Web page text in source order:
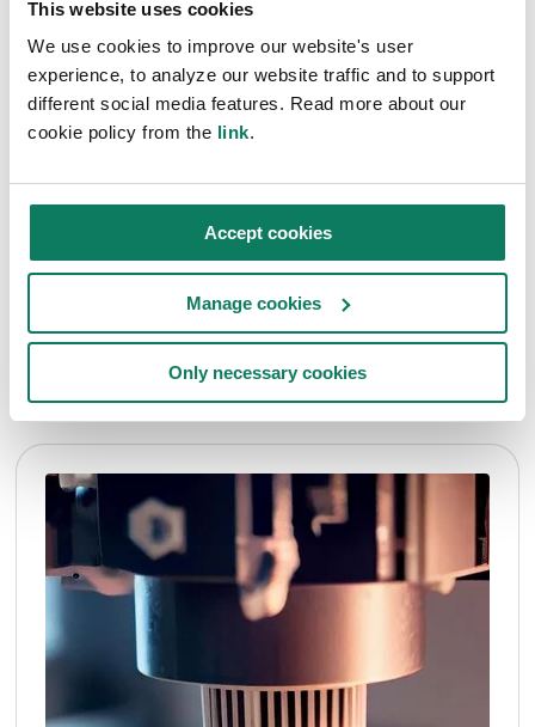
This website uses cookies
We use cookies to improve our website's user
experience, to analyze our website traffic and to support
different social media features. Read more about our
cookie policy from the link.
Accept cookies
Manage cookies
Only necessary cookies
15804+A2, ISO 14067, INIES e TRACI 2.1,
mentre modella LCA ed EPD in linea con ISO
21930, ISO 14040, ISO 14044 e ISO 14025.
Inoltre, offre la flessibilità necessaria per creare
conformi a TM65.
Vuoi saperne di più?
Esplora altri articoli sull'argomento.